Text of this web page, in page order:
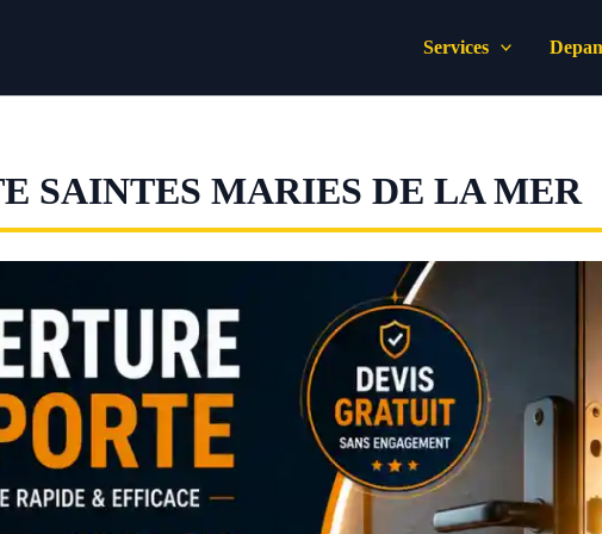
Services
SAINTES MARIES DE LA MER